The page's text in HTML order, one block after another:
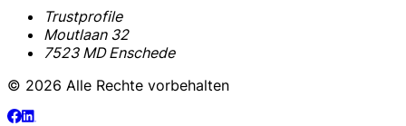
Trustprofile
Moutlaan 32
7523 MD Enschede
© 2026 Alle Rechte vorbehalten